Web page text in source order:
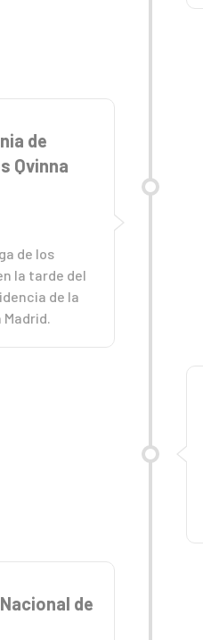
de
Qvinna
de los
la tarde del
de la
de